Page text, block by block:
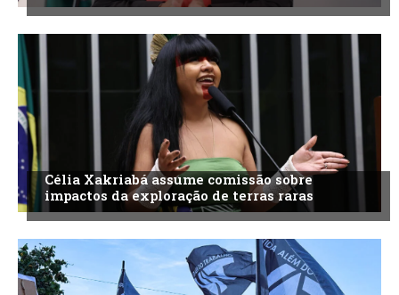
Célia Xakriabá assume comissão sobre
impactos da exploração de terras raras